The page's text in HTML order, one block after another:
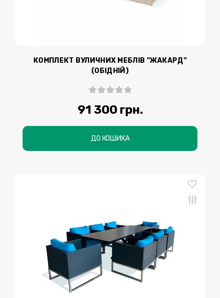
КОМПЛЕКТ ВУЛИЧНИХ МЕБЛІВ "ЖАКАРД"
(ОБІДНІЙ)
91 300 грн.
ДО КОШИКА